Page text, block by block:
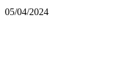
05/04/2024